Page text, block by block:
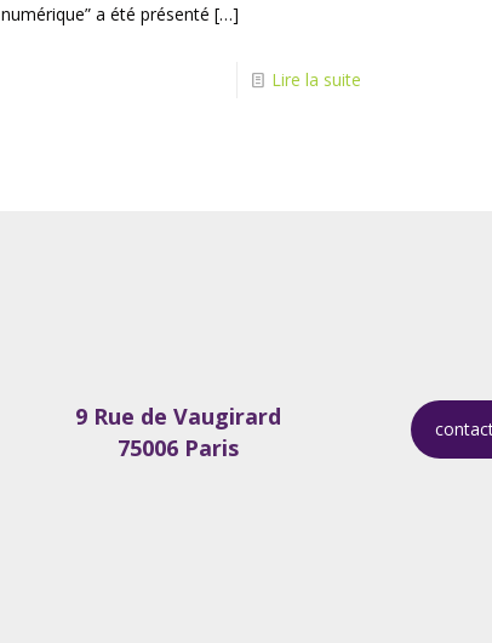
numérique” a été présenté […]
Lire la suite
9 Rue de Vaugirard
75006 Paris